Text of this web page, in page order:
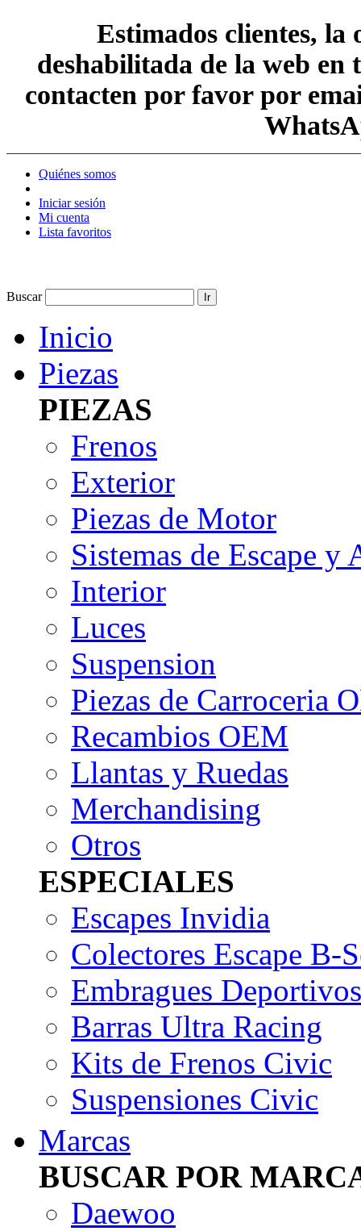
Estimados clientes, la
deshabilitada de la web en
contacten por favor por
Quiénes somos
Iniciar sesión
Mi cuenta
Lista favoritos
Buscar Ir
Inicio
Piezas
PIEZAS
Frenos
Exterior
Piezas de Motor
Sistemas de Escape y
Interior
Luces
Suspension
Piezas de Carroceria
Recambios OEM
Llantas y Ruedas
Merchandising
Otros
ESPECIALES
Escapes Invidia
Colectores Escape B-
Embragues Deportivos
Barras Ultra Racing
Kits de Frenos Civic
Suspensiones Civic
Marcas
BUSCAR POR
Daewoo